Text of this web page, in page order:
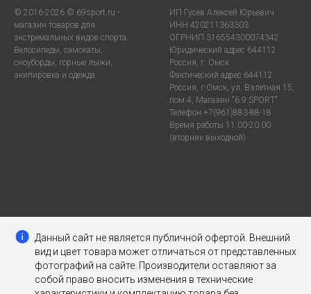
© 2016-2026 © 69sport.ru -
магазин товаров для
экстремальных видов спорта.
Велосипеды, самокаты,
сноуборды, горные лыжи,
экипировка и одежда.
ИП Гусев Алексей Юрьевич
ИНН 420211363303
ОГРНИП 316554300074342
Юридический адрес 644112
Россия, г. Омск
Фактический адрес 644112
Россия, г.Омск, ул. Взлетная 15,
пом.4, Магазин "6.9 SPORT"
Телефон +7(961)883-88-18
Время работы 11:00-20:00
(вторник выходной)
Данный сайт не является публичной офертой. Внешний
вид и цвет товара может отличаться от представленных
фотографий на сайте. Производители оставляют за
собой право вносить изменения в технические